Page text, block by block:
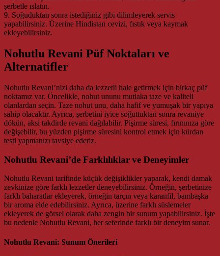
şerbetle ıslatın.
9. Soğuduktan sonra istediğiniz gibi dilimleyerek servis
yapabilirsiniz. Üzerine Hindistan cevizi, fıstık veya kaymak
ekleyebilirsiniz.
Nohutlu Revani Püf Noktaları ve
Alternatifler
Nohutlu Revani’nizi daha da lezzetli hale getirmek için birkaç püf
noktamız var. Öncelikle, nohut ununu mutlaka taze ve kaliteli
olanlardan seçin. Taze nohut unu, daha hafif ve yumuşak bir yapıya
sahip olacaktır. Ayrıca, şerbetini iyice soğuttuktan sonra revaniye
dökün, aksi takdirde revani dağılabilir. Pişirme süresi, fırınınıza göre
değişebilir, bu yüzden pişirme süresini kontrol etmek için kürdan
testi yapmanızı tavsiye ederiz.
Nohutlu Revani’de Farklılıklar ve Deneyimler
Nohutlu Revani tarifinde küçük değişiklikler yaparak, kendi damak
zevkinize göre farklı lezzetler deneyebilirsiniz. Örneğin, şerbetinize
farklı baharatlar ekleyerek, örneğin tarçın veya karanfil, bambaşka
bir aroma elde edebilirsiniz. Ayrıca, üzerine farklı süslemeler
ekleyerek de görsel olarak daha zengin bir sunum yapabilirsiniz. İşte
bu nedenle Nohutlu Revani, her seferinde farklı bir deneyim sunar.
Nohutlu Revani: Sunum Önerileri